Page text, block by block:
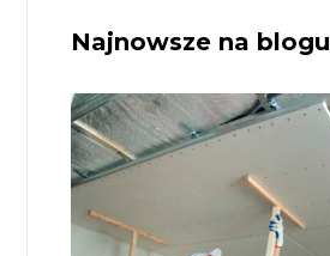
Najnowsze na blogu